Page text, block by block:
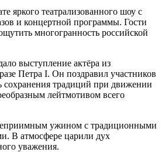
яркого театрализованного шоу с
и концертной программы. Гости
многогранность российской
выступление актёра из
Петра I. Он поздравил участников
сохранения традиций при движении
лейтмотивом всего
ужином с традиционными
В атмосфере царили дух
уважения.